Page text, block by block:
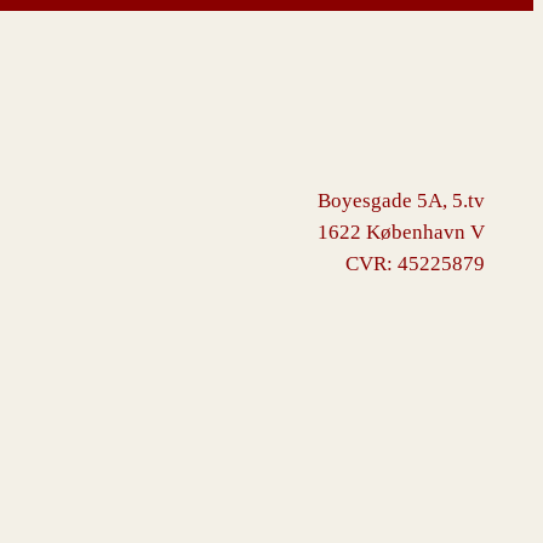
Boyesgade 5A, 5.tv
1622 København V
CVR: 45225879